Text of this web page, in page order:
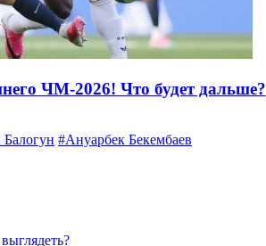
ЧМ-2026! Что будет дальше?
#Ануарбек Бекембаев